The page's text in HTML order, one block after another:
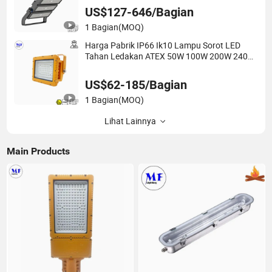
Stadion Sepak Bola Lapangan
US$127-646/Bagian
1 Bagian(MOQ)
Harga Pabrik IP66 Ik10 Lampu Sorot LED
Tahan Ledakan ATEX 50W 100W 200W 240W
Pencahayaan Profesional untuk Laut Lepas
dan Halaman
US$62-185/Bagian
1 Bagian(MOQ)
Lihat Lainnya
Main Products